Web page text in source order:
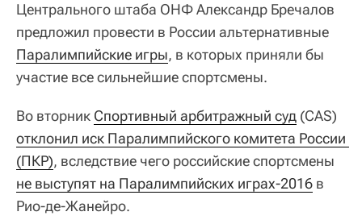
Центрального штаба ОНФ Александр Бречалов
предложил провести в России альтернативные
Паралимпийские игры, в которых приняли бы
участие все сильнейшие спортсмены.
Во вторник Спортивный арбитражный суд (CAS)
отклонил иск Паралимпийского комитета России
(ПКР), вследствие чего российские спортсмены
не выступят на Паралимпийских играх-2016 в
Рио-де-Жанейро.